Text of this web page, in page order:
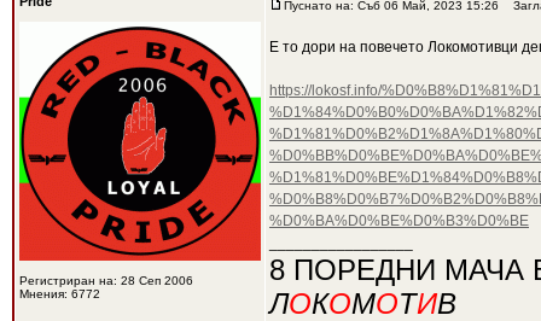
Регистриран на: 28 Сеп 2006
Мнения: 6772
Пуснато на: Съб 06 Май, 2023 15:26
Е то дори на повечето Локомотивци
https://lokosf.info/
%D0%BA%D0%BE%D0%B3%D0%BE
8 ПОРЕДНИ МАЧА
ЛОКОМОТИВ